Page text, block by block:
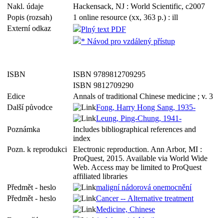
Nakl. údaje
Hackensack, NJ : World Scientific, c2007
Popis (rozsah)
1 online resource (xx, 363 p.) : ill
Externí odkaz
Plný text PDF
* Návod pro vzdálený přístup
ISBN
ISBN 9789812709295
ISBN 9812709290
Edice
Annals of traditional Chinese medicine ; v. 3
Další původce
Fong, Harry Hong Sang, 1935-
Leung, Ping-Chung, 1941-
Poznámka
Includes bibliographical references and
index
Pozn. k reprodukci
Electronic reproduction. Ann Arbor, MI :
ProQuest, 2015. Available via World Wide
Web. Access may be limited to ProQuest
affiliated libraries
Předmět - heslo
maligní nádorová onemocnění
Předmět - heslo
Cancer -- Alternative treatment
Medicine, Chinese